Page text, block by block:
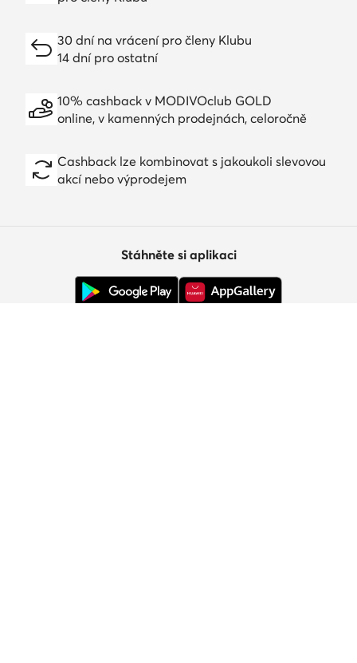
30 dní na vrácení pro členy Klubu
14 dní pro ostatní
10% cashback v MODIVOclub GOLD
online, v kamenných prodejnách, celoročně
Cashback lze kombinovat s jakoukoli slevovou
akcí nebo výprodejem
Stáhněte si aplikaci